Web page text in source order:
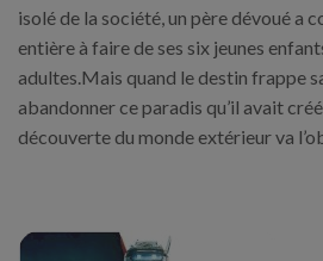
isolé de la société, un père dévoué a
entière à faire de ses six jeunes
adultes.Mais quand le destin frappe
abandonner ce paradis qu’il avait
découverte du monde extérieur va